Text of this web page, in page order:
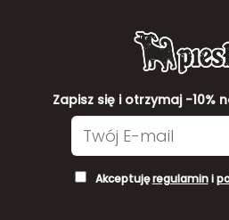
Zapisz się i otrzymaj -10%
Akceptujęregulamini